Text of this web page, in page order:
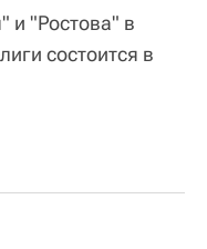
и "Ростова" в
состоится в